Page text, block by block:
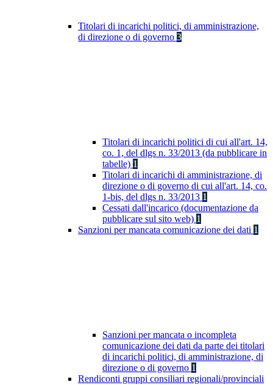
Titolari di incarichi politici, di amministrazione,
di direzione o di governo 3
Titolari di incarichi politici di cui all'art. 14,
co. 1, del dlgs n. 33/2013 (da pubblicare in
tabelle) 1
Titolari di incarichi di amministrazione, di
direzione o di governo di cui all'art. 14, co.
1-bis, del dlgs n. 33/2013 1
Cessati dall'incarico (documentazione da
pubblicare sul sito web) 1
Sanzioni per mancata comunicazione dei dati 1
Sanzioni per mancata o incompleta
comunicazione dei dati da parte dei titolari
di incarichi politici, di amministrazione, di
direzione o di governo 1
Rendiconti gruppi consiliari regionali/provinciali